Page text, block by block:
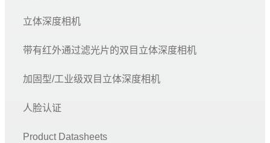
立体深度相机
带有红外通过滤光片的双目立体深度相机
加固型/工业级双目立体深度相机
人脸认证
Product Datasheets